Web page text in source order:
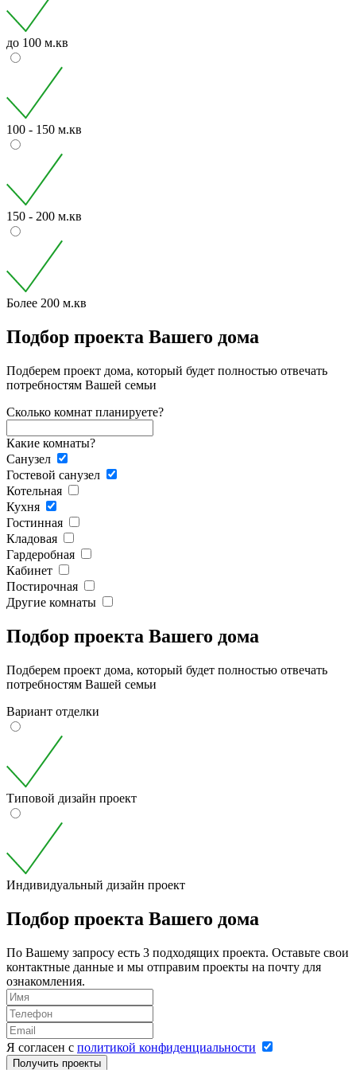
до 100 м.кв
100 - 150 м.кв
150 - 200 м.кв
Более 200 м.кв
Подбор проекта Вашего дома
Подберем проект дома, который будет полностью отвечать
потребностям Вашей семьи
Сколько комнат планируете?
Какие комнаты?
Санузел
Гостевой санузел
Котельная
Кухня
Гостинная
Кладовая
Гардеробная
Кабинет
Постирочная
Другие комнаты
Подбор проекта Вашего дома
Подберем проект дома, который будет полностью отвечать
потребностям Вашей семьи
Вариант отделки
Типовой дизайн проект
Индивидуальный дизайн проект
Подбор проекта Вашего дома
По Вашему запросу есть 3 подходящих проекта. Оставьте свои
контактные данные и мы отправим проекты на почту для
ознакомления.
Я согласен с политикой конфиденциальности
Получить проекты